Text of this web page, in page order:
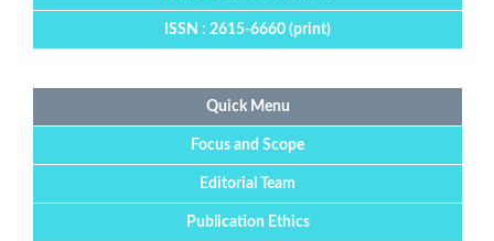
ISSN : 2615-6660 (print)
Quick Menu
Focus and Scope
Editorial Team
Publication Ethics